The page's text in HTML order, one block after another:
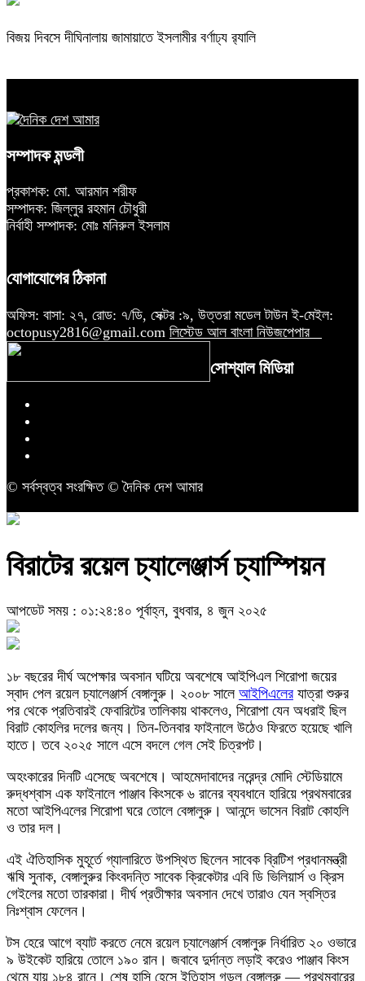
বিজয় দিবসে দীঘিনালায় জামায়াতে ইসলামীর বর্ণাঢ্য র‍্যালি
সম্পাদক মন্ডলী
প্রকাশক: মো. আরমান শরীফ
সম্পাদক: জিল্লুর রহমান চৌধুরী
নির্বাহী সম্পাদক: মোঃ মনিরুল ইসলাম
যোগাযোগের ঠিকানা
অফিস: বাসা: ২৭, রোড: ৭/ডি, সেক্টর :৯, উত্তরা মডেল টাউন ই-মেইল:
octopusy2816@gmail.com লিস্টেড আল বাংলা নিউজপেপার
সোশ্যাল মিডিয়া
© সর্বস্বত্ব সংরক্ষিত © দৈনিক দেশ আমার
বিরাটের রয়েল চ্যালেঞ্জার্স চ্যাস্পিয়ন
আপডেট সময় : ০১:২৪:৪০ পূর্বাহ্ন, বুধবার, ৪ জুন ২০২৫
১৮ বছরের দীর্ঘ অপেক্ষার অবসান ঘটিয়ে অবশেষে আইপিএল শিরোপা জয়ের
স্বাদ পেল রয়েল চ্যালেঞ্জার্স বেঙ্গালুরু। ২০০৮ সালে আইপিএলেরযাত্রা শুরুর
পর থেকে প্রতিবারই ফেবারিটের তালিকায় থাকলেও, শিরোপা যেন অধরাই ছিল
বিরাট কোহলির দলের জন্য। তিন-তিনবার ফাইনালে উঠেও ফিরতে হয়েছে খালি
হাতে। তবে ২০২৫ সালে এসে বদলে গেল সেই চিত্রপট।
অহংকারের দিনটি এসেছে অবশেষে। আহমেদাবাদের নরেন্দ্র মোদি স্টেডিয়ামে
রুদ্ধশ্বাস এক ফাইনালে পাঞ্জাব কিংসকে ৬ রানের ব্যবধানে হারিয়ে প্রথমবারের
মতো আইপিএলের শিরোপা ঘরে তোলে বেঙ্গালুরু। আনন্দে ভাসেন বিরাট কোহলি
ও তার দল।
এই ঐতিহাসিক মুহূর্তে গ্যালারিতে উপস্থিত ছিলেন সাবেক ব্রিটিশ প্রধানমন্ত্রী
ঋষি সুনাক, বেঙ্গালুরুর কিংবদন্তি সাবেক ক্রিকেটার এবি ডি ভিলিয়ার্স ও ক্রিস
গেইলের মতো তারকারা। দীর্ঘ প্রতীক্ষার অবসান দেখে তারাও যেন স্বস্তির
নিঃশ্বাস ফেলেন।
টস হেরে আগে ব্যাট করতে নেমে রয়েল চ্যালেঞ্জার্স বেঙ্গালুরু নির্ধারিত ২০ ওভারে
৯ উইকেট হারিয়ে তোলে ১৯০ রান। জবাবে দুর্দান্ত লড়াই করেও পাঞ্জাব কিংস
থেমে যায় ১৮৪ রানে। শেষ হাসি হেসে ইতিহাস গড়ল বেঙ্গালুরু — প্রথমবারের